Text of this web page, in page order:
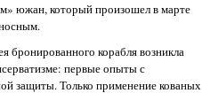
южан, который произошел в марте
бронированного корабля возникла
первые опыты с
защиты. Только применение кованых